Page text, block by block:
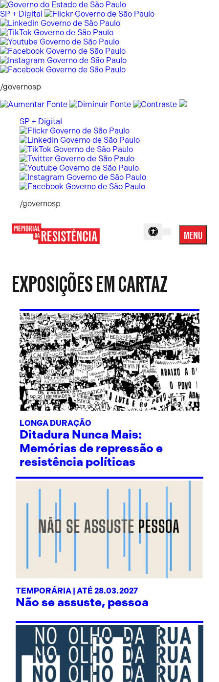
Pular
para
o
conteúdo
SP + Digital
/governosp
SP + Digital
/governosp
MENU
Menu
EXPOSIÇÕES EM CARTAZ
LONGA DURAÇÃO
Ditadura Nunca Mais:
Memórias de repressão e
resistência políticas
TEMPORÁRIA | ATÉ 28.03.2027
Não se assuste, pessoa